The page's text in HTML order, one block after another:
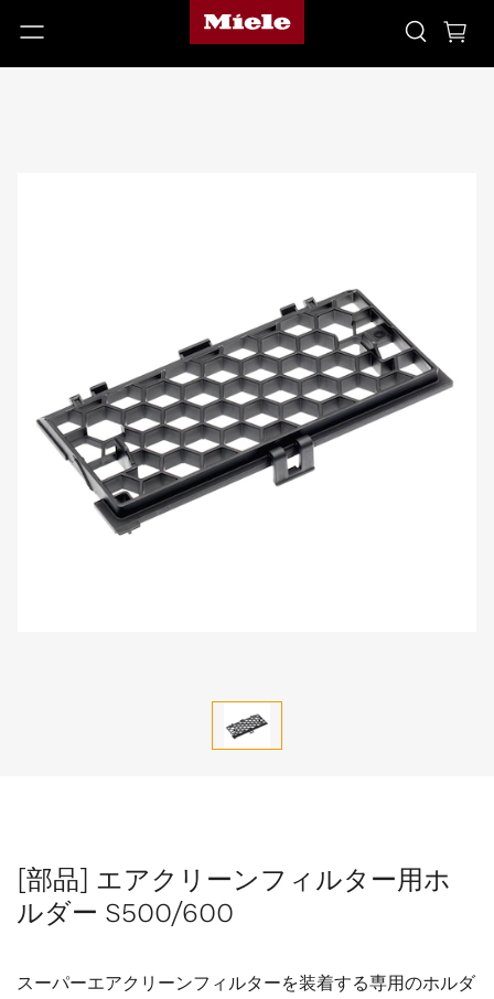
[部品] エアクリーンフィルター用ホ
ルダー S500/600
スーパーエアクリーンフィルターを装着する専用のホルダ